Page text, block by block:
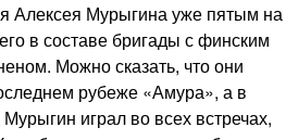
Алексея Мурыгина уже пятым на
в составе бригады с финским
Можно сказать, что они
рубеже «Амура», а в
играл во всех встречах,